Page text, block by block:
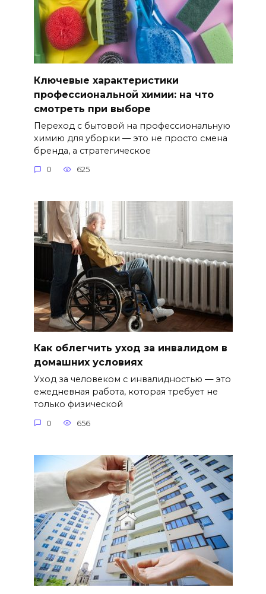
Ключевые характеристики
профессиональной химии: на что
смотреть при выборе
Переход с бытовой на профессиональную
химию для уборки — это не просто смена
бренда, а стратегическое
0 625
Как облегчить уход за инвалидом в
домашних условиях
Уход за человеком с инвалидностью — это
ежедневная работа, которая требует не
только физической
0 656